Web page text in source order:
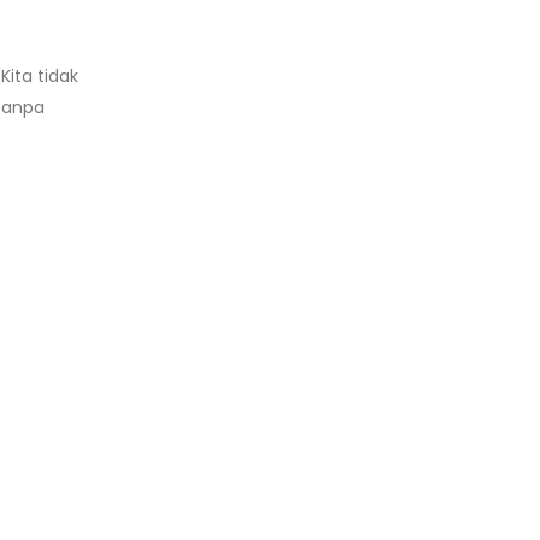
tidak